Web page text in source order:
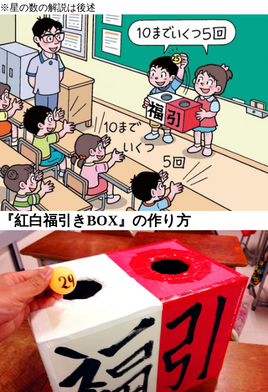
※星の数の解説は後述
『紅白福引きBOX』の作り方